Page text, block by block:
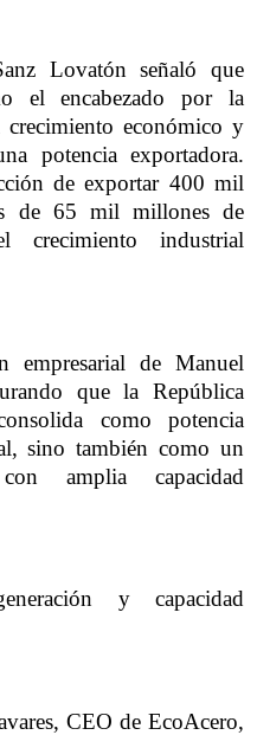
Lovatón señaló que
el encabezado por la
económico y
potencia exportadora.
de exportar 400 mil
de 65 mil millones de
crecimiento industrial
de Manuel
que la República
como potencia
sino también como un
amplia capacidad
y capacidad
CEO de EcoAcero,